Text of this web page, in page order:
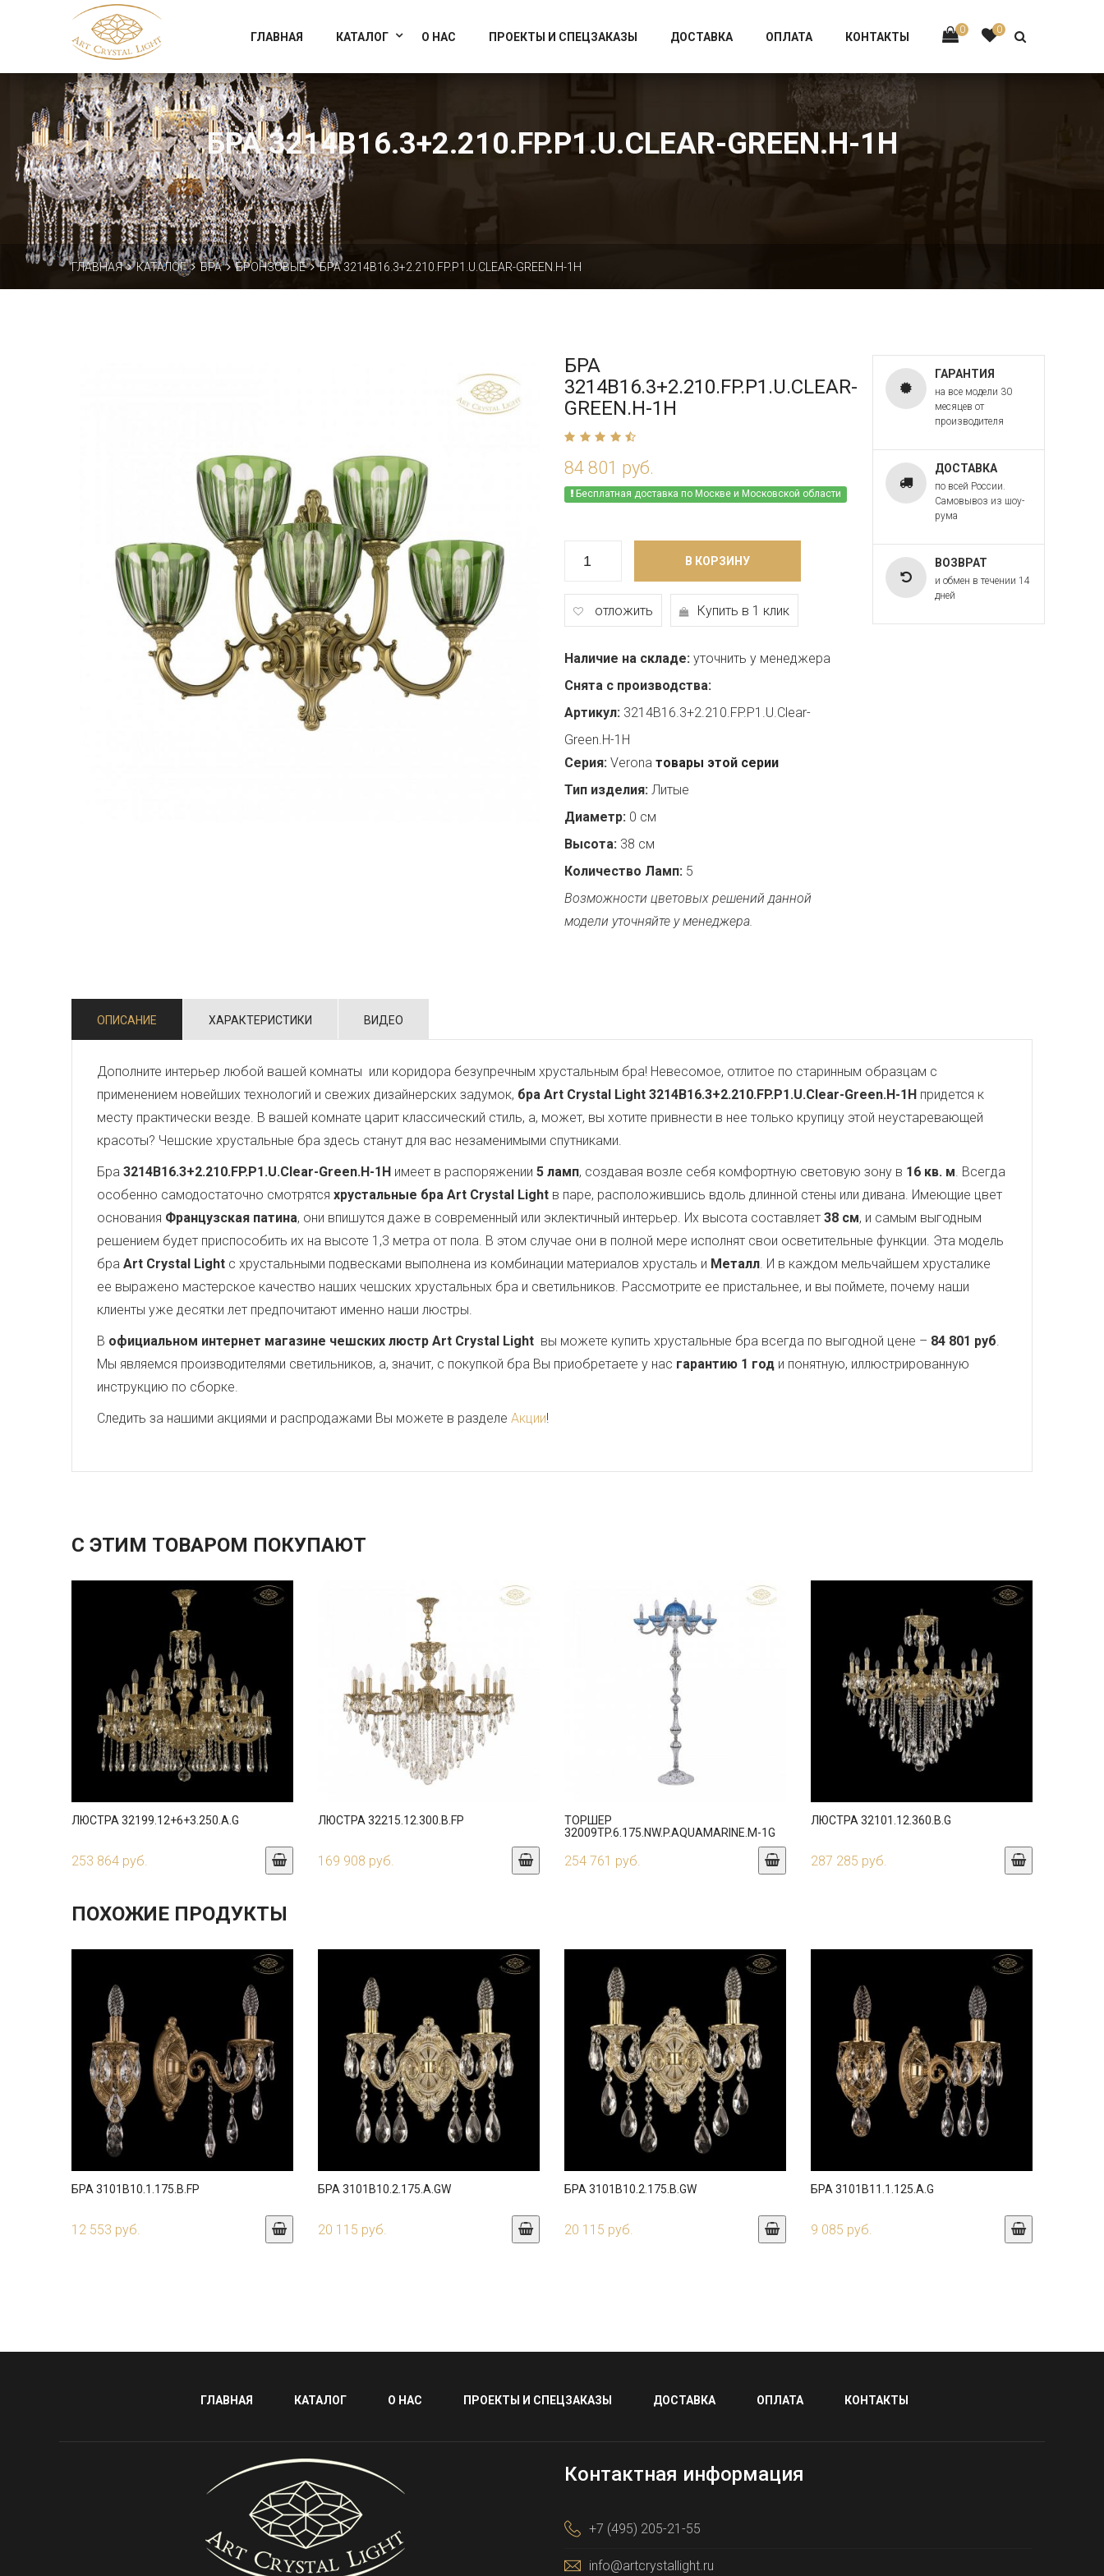
Официальный магазин фабрики Art Crystal Light
0 0
ГЛАВНАЯ КАТАЛОГ О НАС ПРОЕКТЫ И СПЕЦЗАКАЗЫ ДОСТАВКА ОПЛАТА КОНТАКТЫ
БРА 3214B16.3+2.210.FP.P1.U.CLEAR-GREEN.H-1H
ГЛАВНАЯ КАТАЛОГ БРА БРОНЗОВЫЕ БРА 3214B16.3+2.210.FP.P1.U.CLEAR-GREEN.H-1H
БРА
3214B16.3+2.210.FP.P1.U.CLEAR-
GREEN.H-1H
84 801 руб.
Бесплатная доставка по Москве и Московской области
В КОРЗИНУ
отложить Купить в 1 клик
Наличие на складе: уточнить у менеджера
Снята с производства:
Артикул: 3214B16.3+2.210.FP.P1.U.Clear-
Green.H-1H
Серия: Verona товары этой серии
Тип изделия: Литые
Диаметр: 0 см
Высота: 38 см
Количество Ламп: 5
Возможности цветовых решений данной
модели уточняйте у менеджера.
ГАРАНТИЯ
на все модели 30
месяцев от
производителя
ДОСТАВКА
по всей России.
Самовывоз из шоу-
рума
ВОЗВРАТ
и обмен в течении 14
дней
ОПИСАНИЕ ХАРАКТЕРИСТИКИ ВИДЕО
Дополните интерьер любой вашей комнаты или коридора безупречным хрустальным бра! Невесомое, отлитое по старинным образцам с
применением новейших технологий и свежих дизайнерских задумок, бра Art Crystal Light 3214B16.3+2.210.FP.P1.U.Clear-Green.H-1H придется к
месту практически везде. В вашей комнате царит классический стиль, а, может, вы хотите привнести в нее только крупицу этой неустаревающей
красоты? Чешские хрустальные бра здесь станут для вас незаменимыми спутниками.
Бра 3214B16.3+2.210.FP.P1.U.Clear-Green.H-1H имеет в распоряжении 5 ламп, создавая возле себя комфортную световую зону в 16 кв. м. Всегда
особенно самодостаточно смотрятся хрустальные бра Art Crystal Light в паре, расположившись вдоль длинной стены или дивана. Имеющие цвет
основания Французская патина, они впишутся даже в современный или эклектичный интерьер. Их высота составляет 38 см, и самым выгодным
решением будет приспособить их на высоте 1,3 метра от пола. В этом случае они в полной мере исполнят свои осветительные функции. Эта модель
бра Art Crystal Light с хрустальными подвесками выполнена из комбинации материалов хрусталь и Металл. И в каждом мельчайшем хрусталике
ее выражено мастерское качество наших чешских хрустальных бра и светильников. Рассмотрите ее пристальнее, и вы поймете, почему наши
клиенты уже десятки лет предпочитают именно наши люстры.
В официальном интернет магазине чешских люстр Art Crystal Light вы можете купить хрустальные бра всегда по выгодной цене – 84 801 руб.
Мы являемся производителями светильников, а, значит, с покупкой бра Вы приобретаете у нас гарантию 1 год и понятную, иллюстрированную
инструкцию по сборке.
Следить за нашими акциями и распродажами Вы можете в разделе Акции!
С ЭТИМ ТОВАРОМ ПОКУПАЮТ
ЛЮСТРА 32199.12+6+3.250.A.G
253 864 руб.
ЛЮСТРА 32215.12.300.B.FP
169 908 руб.
ТОРШЕР
32009TP.6.175.NW.P.AQUAMARINE.M-1G
254 761 руб.
ЛЮСТРА 32101.12.360.B.G
287 285 руб.
ПОХОЖИЕ ПРОДУКТЫ
БРА 3101B10.1.175.B.FP
12 553 руб.
БРА 3101B10.2.175.A.GW
20 115 руб.
БРА 3101B10.2.175.B.GW
20 115 руб.
БРА 3101B11.1.125.A.G
9 085 руб.
ГЛАВНАЯ КАТАЛОГ О НАС ПРОЕКТЫ И СПЕЦЗАКАЗЫ ДОСТАВКА ОПЛАТА КОНТАКТЫ
Контактная информация
+7 (495) 205-21-55
info@artcrystallight.ru